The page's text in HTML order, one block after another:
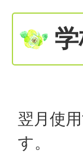
翌月使
す。